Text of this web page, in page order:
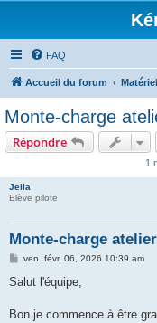
FAQ
Accueil du forum
Monte-charge
Répondre
1
Jeila
Elève pilote
Monte-charge
M
s
g
ven. févr. 06, 2026 10:39 am
Salut l'équipe,
Bon je commence à être